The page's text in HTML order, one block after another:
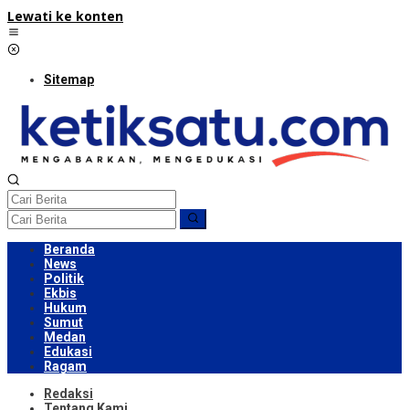
Lewati ke konten
Sitemap
Beranda
News
Politik
Ekbis
Hukum
Sumut
Medan
Edukasi
Ragam
Redaksi